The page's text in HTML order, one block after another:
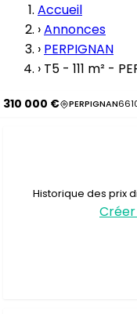
Accueil
›Annonces
› PERPIGNAN
› T5 - 111 m² -
310 000 € PERPIGNAN
Historique des prix